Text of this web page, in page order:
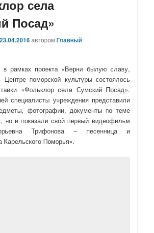
села
Посад»
23.04.2016авторомГлавный
в рамках проекта «Верни былую славу,
поморской культуры состоялось
«Фольклор села Сумский Посад».
специалисты учреждения представили
фотографии, документы по теме
но и показали свой первый видеофильм
Трифонова – песенница и
Карельского Поморья».